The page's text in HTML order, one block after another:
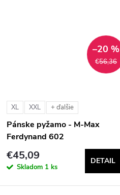
€56,36
–20 %
XL XXL + ďalšie
Pánske pyžamo - M-Max
Ferdynand 602
€45,09
Skladom 1 ks
DETAIL